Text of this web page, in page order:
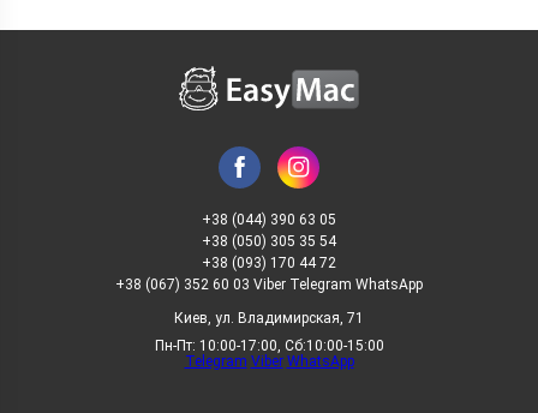
+38 (044) 390 63 05
+38 (050) 305 35 54
+38 (093) 170 44 72
+38 (067) 352 60 03 Viber Telegram WhatsApp
Киев, ул. Владимирская, 71
Пн-Пт: 10:00-17:00, Сб:10:00-15:00
Telegram Viber WhatsApp